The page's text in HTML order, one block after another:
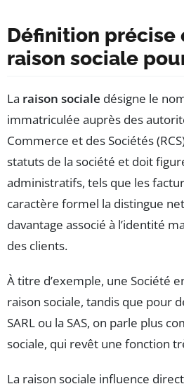
Définition précise
raison sociale
La raison sociale désigne le
immatriculée auprès des
Commerce et des Sociétés
statuts de la société et doit
administratifs, tels que les
caractère formel la distingue
davantage associé à l’identité
des clients.
À titre d’exemple, une Société
raison sociale, tandis que pour
SARL ou la SAS, on parle plus
sociale, qui revêt une fonction
La raison sociale influence